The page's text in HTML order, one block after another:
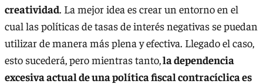
creatividad. La mejor idea es crear un entorno en el
cual las políticas de tasas de interés negativas se puedan
utilizar de manera más plena y efectiva. Llegado el caso,
esto sucederá, pero mientras tanto,la dependencia
excesiva actual de una política fiscal contracíclica es